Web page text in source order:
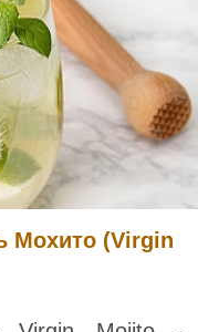
Мохито (Virgin